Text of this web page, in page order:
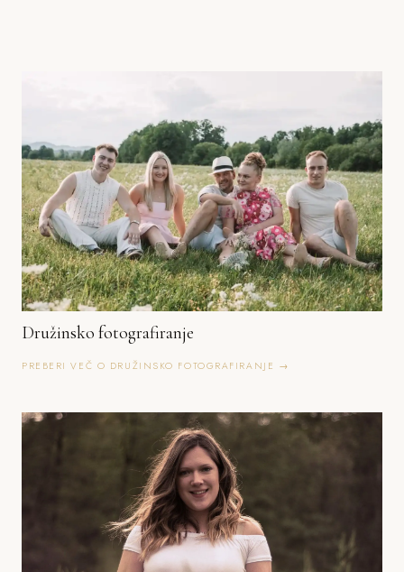
Družinsko fotografiranje
PREBERI VEČ O DRUŽINSKO FOTOGRAFIRANJE →